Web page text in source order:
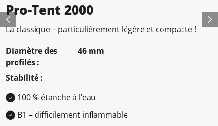
Pro-Tent 2000
La classique – particulièrement légère et compacte !
Diamètre des
profilés :
46 mm
Stabilité :
100 % étanche à l’eau
B1 – difficilement inflammable
Previous